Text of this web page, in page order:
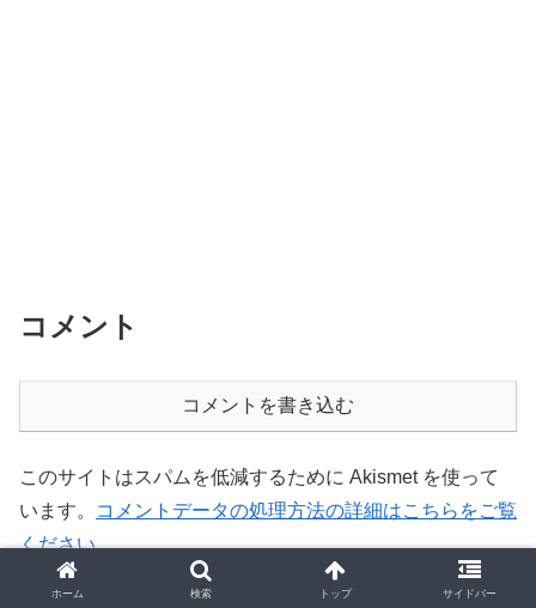
コメント
コメントを書き込む
このサイトはスパムを低減するために Akismet を使って
います。
コメントデータの処理方法の詳細はこちらをご覧
ください。
ホーム python matplotlib Animation
ホーム 検索 トップ サイドバー